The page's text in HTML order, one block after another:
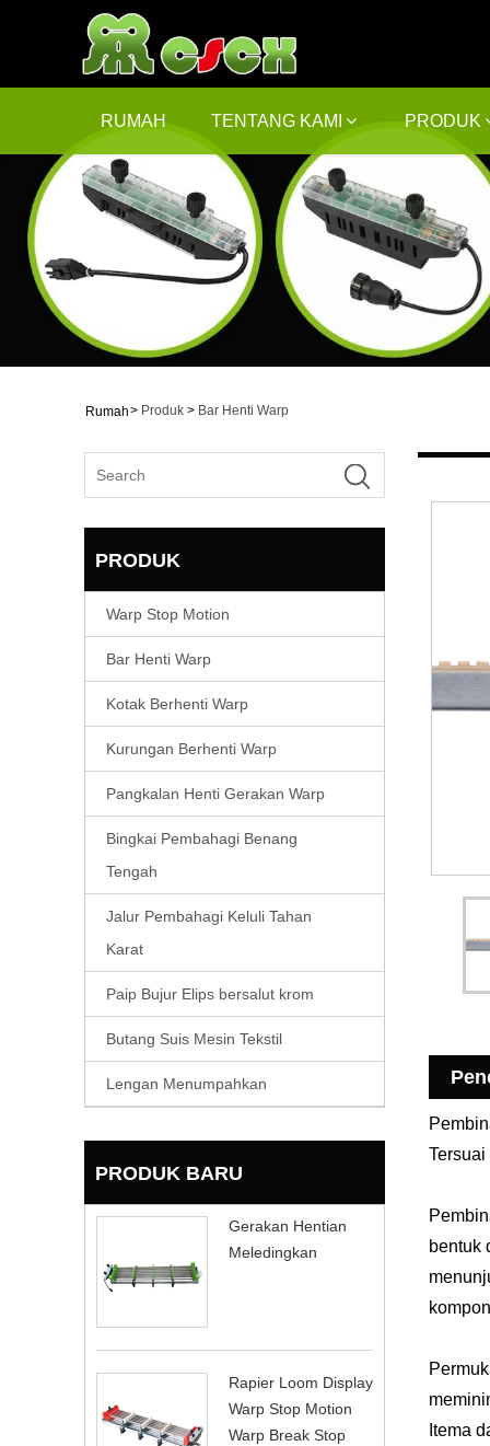
RUMAH TENTANG KAMI PRODUK
Rumah> Produk > Bar Henti Warp
PRODUK
Warp Stop Motion
Bar Henti Warp
Kotak Berhenti Warp
Kurungan Berhenti Warp
Pangkalan Henti Gerakan Warp
Bingkai Pembahagi Benang
Tengah
Jalur Pembahagi Keluli Tahan
Karat
Paip Bujur Elips bersalut krom
Butang Suis Mesin Tekstil
Lengan Menumpahkan
PRODUK BARU
Gerakan Hentian
Meledingkan
Rapier Loom Display
Warp Stop Motion
Warp Break Stop
bentuk
Itema